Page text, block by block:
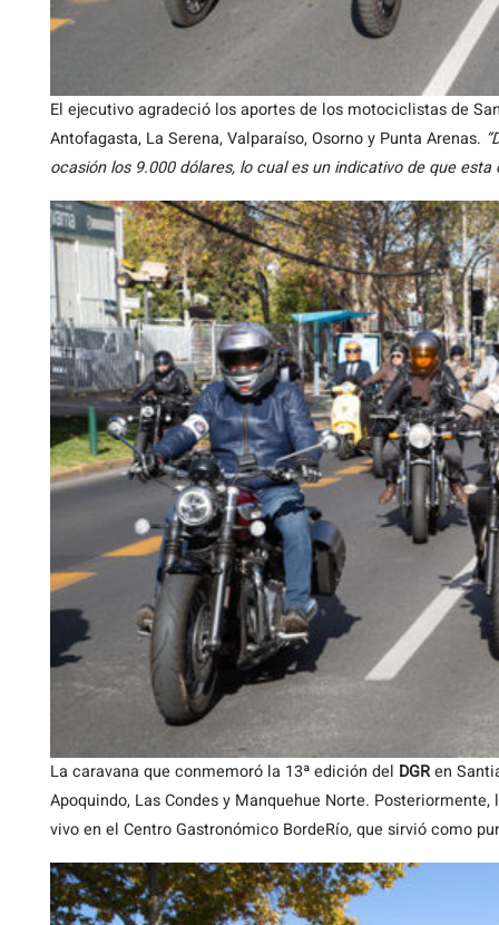
El ejecutivo agradeció los aportes de los motociclistas de
Antofagasta, La Serena, Valparaíso, Osorno y Punta Arenas.
ocasión los 9.000 dólares, lo cual es un indicativo de que
La caravana que conmemoró la 13ª edición del DGRen
Apoquindo, Las Condes y Manquehue Norte.
vivo en el Centro Gastronómico BordeRío, que sirvió como